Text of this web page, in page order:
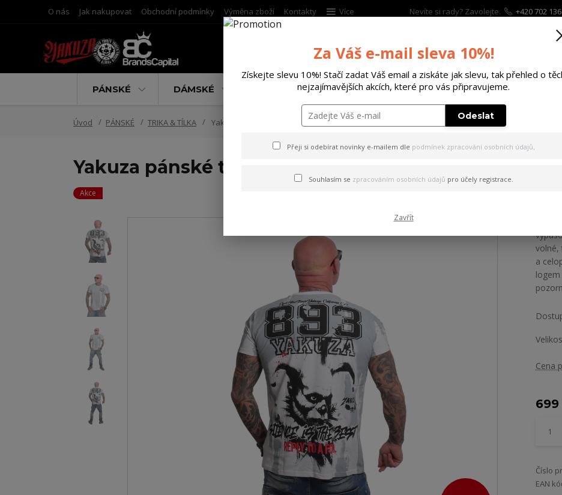
O nás Jak nakupovat Obchodní podmínky Výměna zboží Kontakty Více Nevíte si rady? Zavolejte. +420 702
PÁNSKÉ DÁMSKÉ DOPLŇKY DÁRKOVÉ POUKAZY
Úvod PÁNSKÉ TRIKA & TÍLKA Yakuza pánské tričko Fool Allover Regular T-Shirt white 6XL
Yakuza pánské tričko Fool Allover Regular T-Shirt
Akce
volné,
a
logem
Cena
699
Číslo
EAN
Za Váš e-mail sleva 10%!
Získejte slevu 10%! Stačí zadat Váš email a ziskáte jak slevu, tak přehled o
nejzajímavějších akcích, které pro vás připravujeme.
Odeslat
Přeji si odebírat novinky e-mailem dle podmínek zpracování osobních údajů.
Souhlasím se zpracováním osobních údajů pro účely registrace.
Zavřít